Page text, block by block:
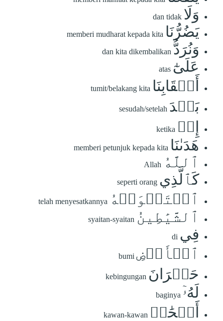
وَلَا dan tidak
يَضُرُّنَا memberi mudharat kepada kita
وَنُرَدُّ dan kita dikembalikan
عَلَىٰٓ atas
أَعۡقَابِنَا tumit/belakang kita
بَعۡدَ sesudah/setelah
إِذۡ ketika
هَدَىٰنَا memberi petunjuk kepada kita
ٱللَّهُ Allah
كَٱلَّذِي seperti orang
ٱسۡتَهۡوَتۡهُ telah menyesatkannya
ٱلشَّيَٰطِينُ syaitan-syaitan
فِي di
ٱلۡأَرۡضِ bumi
حَيۡرَانَ kebingungan
لَهُۥٓ baginya
أَصۡحَٰبٞ kawan-kawan